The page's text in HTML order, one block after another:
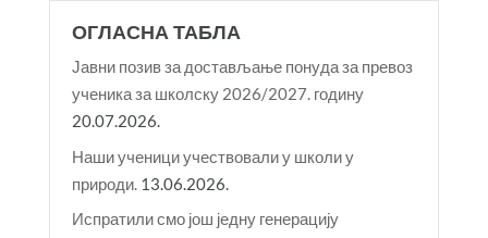
ОГЛАСНА ТАБЛА
Јавни позив за достављање понуда за превоз
ученика за школску 2026/2027. годину
20.07.2026.
Наши ученици учествовали у школи у
природи. 13.06.2026.
Испратили смо још једну генерацију